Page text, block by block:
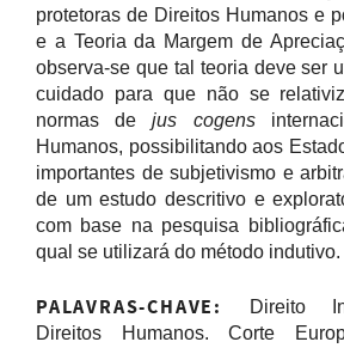
protetoras de Direitos Humanos e
e a Teoria da Margem de
observa-se que tal teoria deve ser
cuidado para que não se
normas dejus cogens
Humanos, possibilitando aos
importantes de subjetivismo e
de um estudo descritivo e
com base na pesquisa
qual se utilizará do método indutivo.
PALAVRAS-CHAVE:
Direito
Direitos Humanos. Corte